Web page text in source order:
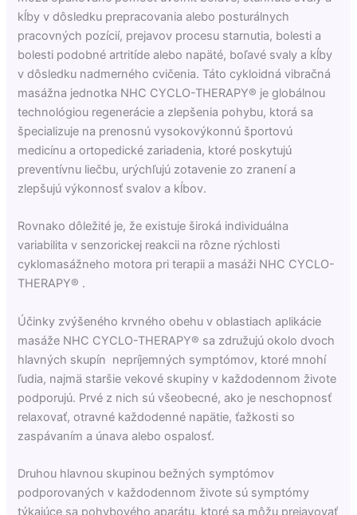
kĺby v dôsledku prepracovania alebo posturálnych
pracovných pozícií, prejavov procesu starnutia, bolesti a
bolesti podobné artritíde alebo napäté, boľavé svaly a kĺby
v dôsledku nadmerného cvičenia. Táto cykloidná vibračná
masážna jednotka NHC CYCLO-THERAPY® je globálnou
technológiou regenerácie a zlepšenia pohybu, ktorá sa
špecializuje na prenosnú vysokovýkonnú športovú
medicínu a ortopedické zariadenia, ktoré poskytujú
preventívnu liečbu, urýchľujú zotavenie zo zranení a
zlepšujú výkonnosť svalov a kĺbov.
Rovnako dôležité je, že existuje široká individuálna
variabilita v senzorickej reakcii na rôzne rýchlosti
cyklomasážneho motora pri terapii a masáži NHC CYCLO-
THERAPY® .
Účinky zvýšeného krvného obehu v oblastiach aplikácie
masáže NHC CYCLO-THERAPY® sa združujú okolo dvoch
hlavných skupín nepríjemných symptómov, ktoré mnohí
ľudia, najmä staršie vekové skupiny v každodennom živote
podporujú. Prvé z nich sú všeobecné, ako je neschopnosť
relaxovať, otravné každodenné napätie, ťažkosti so
zaspávaním a únava alebo ospalosť.
Druhou hlavnou skupinou bežných symptómov
podporovaných v každodennom živote sú symptómy
týkajúce sa pohybového aparátu, ktoré sa môžu prejavovať